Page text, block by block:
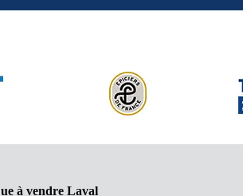
à vendre Laval